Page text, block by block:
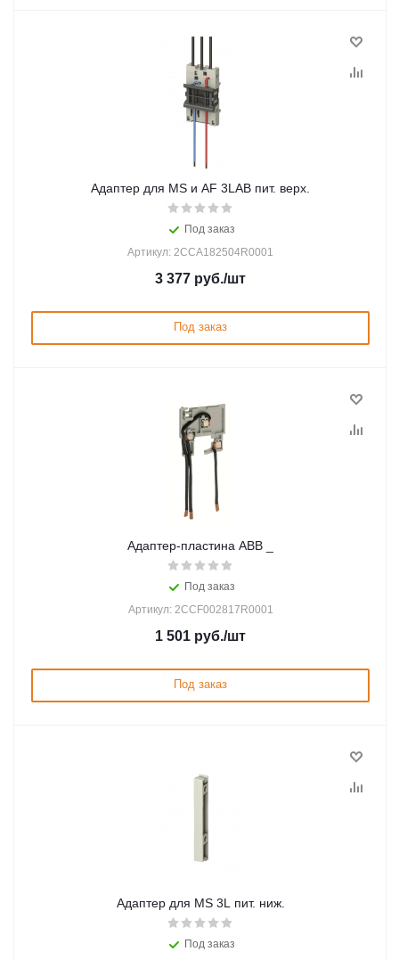
Адаптер для MS и AF 3LAB пит. верх.
Под заказ
Артикул: 2CCA182504R0001
3 377 руб./шт
Под заказ
Адаптер-пластина ABB _
Под заказ
Артикул: 2CCF002817R0001
1 501 руб./шт
Под заказ
Адаптер для MS 3L пит. ниж.
Под заказ